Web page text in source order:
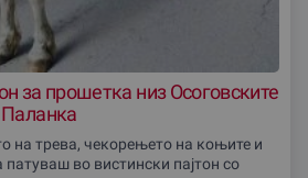
за прошетка низ Осоговските
на трева, чекорењето на коњите и
во вистински пајтон со